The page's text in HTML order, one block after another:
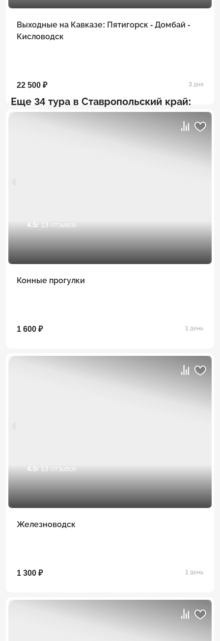
Выходные на Кавказе: Пятигорск - Домбай -
Кисловодск
22 500 ₽ 3 дня
Еще 34 тура в Ставропольский край:
4.5/ 13 отзывов
Конные прогулки
1 600 ₽ 1 день
4.5/ 13 отзывов
Железноводск
1 300 ₽ 1 день